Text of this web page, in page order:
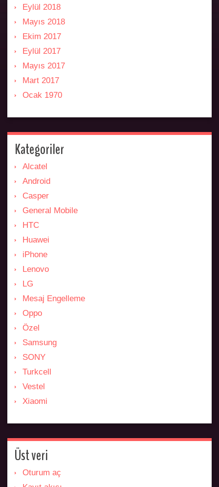
Eylül 2018
Mayıs 2018
Ekim 2017
Eylül 2017
Mayıs 2017
Mart 2017
Ocak 1970
Kategoriler
Alcatel
Android
Casper
General Mobile
HTC
Huawei
iPhone
Lenovo
LG
Mesaj Engelleme
Oppo
Özel
Samsung
SONY
Turkcell
Vestel
Xiaomi
Üst veri
Oturum aç